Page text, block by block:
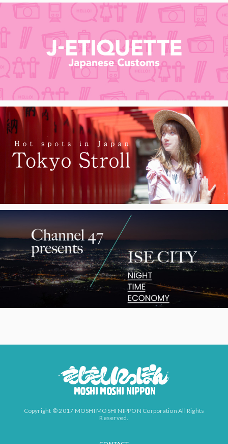
Copyright © 2017 MOSHI MOSHI NIPPON Corporation All Rights
Reserved.